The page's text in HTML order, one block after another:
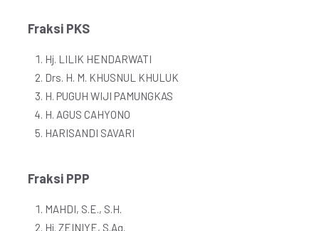
Fraksi PKS
Hj. LILIK HENDARWATI
Drs. H. M. KHUSNUL KHULUK
H. PUGUH WIJI PAMUNGKAS
H. AGUS CAHYONO
HARISANDI SAVARI
Fraksi PPP
MAHDI, S.E., S.H.
Hj. ZEINIYE, S.Ag.